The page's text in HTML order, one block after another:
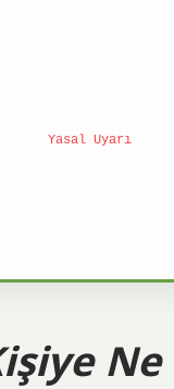
Yasal Uyarı